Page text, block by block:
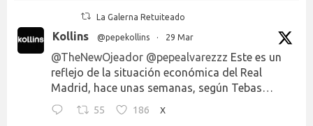
La Galerna Retuiteado
Kollins @pepekollins · 29 Mar
@TheNewOjeador @pepealvarezzz Este es un
reflejo de la situación económica del Real
Madrid, hace unas semanas, según Tebas…
55 186 X